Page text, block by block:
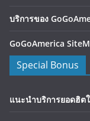
บริการของ
GoGoAmerica
Special Bonus
แนะนำบริการยอดฮิต